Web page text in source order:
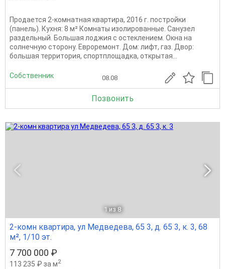
Продается 2-комнатная квартира, 2016 г. постройки
(панель). Кухня: 8 м² Комнаты изолированные. Санузел
раздельный. Большая лоджия с остеклением. Окна на
солнечную сторону. Евроремонт. Дом: лифт, газ. Двор:
большая территория, спортплощадка, открытая...
Собственник 08.08
Позвонить
1 из 8
2-комн квартира, ул Медведева, 65 3, д. 65 3, к. 3, 68
м², 1/10 эт.
7 700 000 ₽
113 235 ₽ за м2